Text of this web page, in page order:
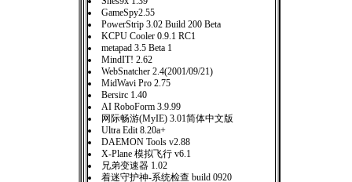
GameSpy2.55
PowerStrip 3.02 Build 200 Beta
KCPU Cooler 0.9.1 RC1
metapad 3.5 Beta 1
MindIT! 2.62
WebSnatcher 2.4(2001/09/21)
MidWavi Pro 2.75
Bersirc 1.40
AI RoboForm 3.9.99
网际畅游(MyIE) 3.01简体中文版
Ultra Edit 8.20a+
DAEMON Tools v2.88
X-Plane 模拟飞行 v6.1
兄弟变速器 1.02
着迷守护神-系统检查 build 0920